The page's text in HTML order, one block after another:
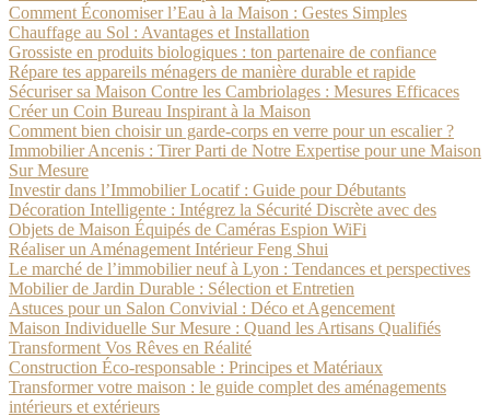
Comment Économiser l’Eau à la Maison : Gestes Simples
Chauffage au Sol : Avantages et Installation
Grossiste en produits biologiques : ton partenaire de confiance
Répare tes appareils ménagers de manière durable et rapide
Sécuriser sa Maison Contre les Cambriolages : Mesures Efficaces
Créer un Coin Bureau Inspirant à la Maison
Comment bien choisir un garde-corps en verre pour un escalier ?
Immobilier Ancenis : Tirer Parti de Notre Expertise pour une Maison
Sur Mesure
Investir dans l’Immobilier Locatif : Guide pour Débutants
Décoration Intelligente : Intégrez la Sécurité Discrète avec des
Objets de Maison Équipés de Caméras Espion WiFi
Réaliser un Aménagement Intérieur Feng Shui
Le marché de l’immobilier neuf à Lyon : Tendances et perspectives
Mobilier de Jardin Durable : Sélection et Entretien
Astuces pour un Salon Convivial : Déco et Agencement
Maison Individuelle Sur Mesure : Quand les Artisans Qualifiés
Transforment Vos Rêves en Réalité
Construction Éco-responsable : Principes et Matériaux
Transformer votre maison : le guide complet des aménagements
intérieurs et extérieurs